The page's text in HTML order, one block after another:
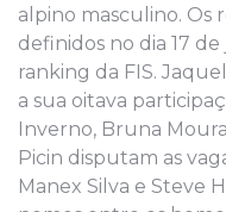
alpino masculino. Os
definidos no dia 17
ranking da FIS.
a sua oitava
Inverno, Bruna
Picin disputam as
Manex Silva e Steve